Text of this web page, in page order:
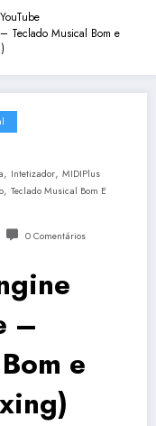
Teclado Musical Bom e
, Intetizador, MIDIPlus
, Teclado Musical Bom E
0 Comentários
–
e